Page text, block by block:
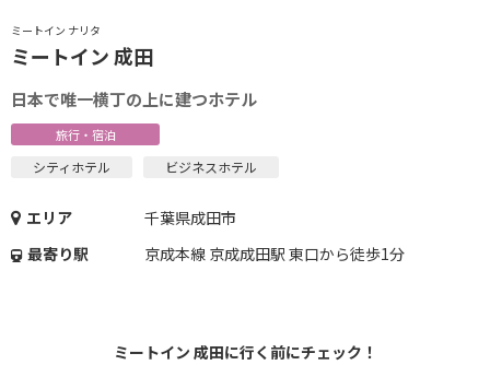
ミートイン ナリタ
ミートイン 成田
日本で唯一横丁の上に建つホテル
旅行・宿泊
シティホテル ビジネスホテル
エリア
千葉県成田市
最寄り駅
京成本線 京成成田駅 東口から徒歩1分
ミートイン 成田に行く前にチェック！